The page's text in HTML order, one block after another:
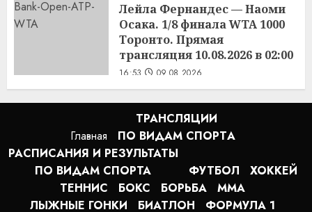
Лейла Фернандес — Наоми
Осака. 1/8 финала WTA 1000
Торонто. Прямая
трансляция 10.08.2026 в 02:00
16:53 09.08.2026
Главная
ТРАНСЛЯЦИИ
ПО ВИДАМ СПОРТA
РАСПИСАНИЯ И РЕЗУЛЬТАТЫ
ПО ВИДАМ СПОРТА
ФУТБОЛ
ХОККЕЙ
ТЕННИС
БОКС БОРЬБА
MMA
ЛЫЖНЫЕ ГОНКИ
БИАТЛОН
ФОРМУЛА 1